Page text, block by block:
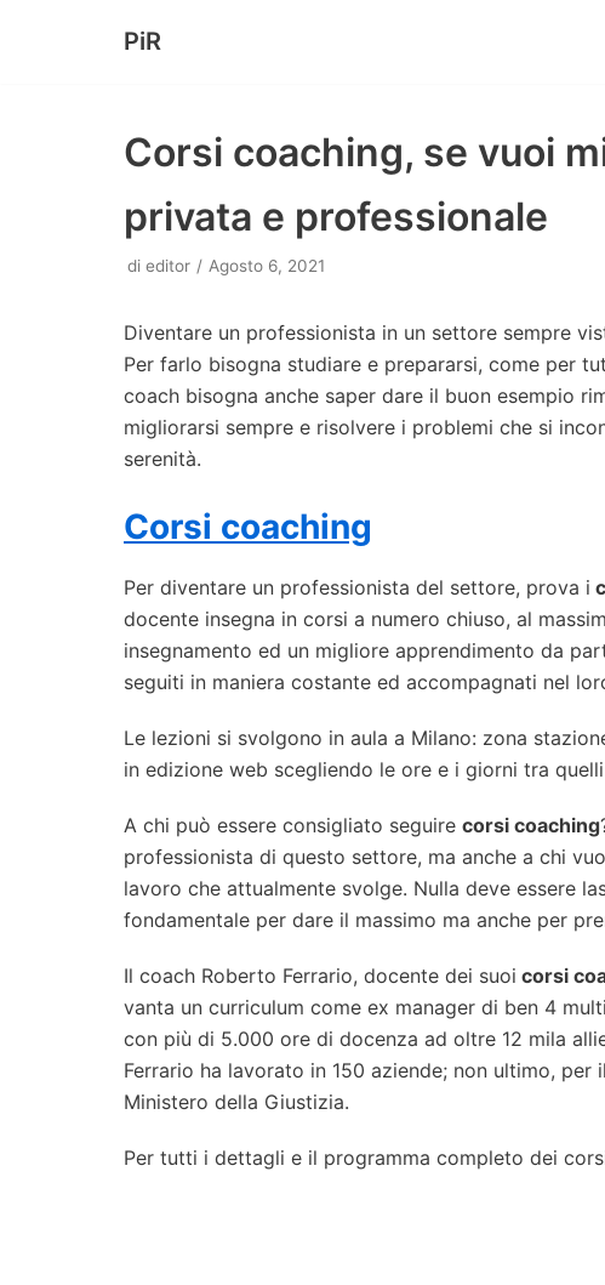
PiR
Corsi coaching, se vuoi
privata e professionale
di editor Agosto 6, 2021
Diventare un professionista in un settore sempre
Per farlo bisogna studiare e prepararsi, come per
coach bisogna anche saper dare il buon esempio
migliorarsi sempre e risolvere i problemi che si
serenità.
Corsi coaching
Per diventare un professionista del settore, prova i
docente insegna in corsi a numero chiuso, al
insegnamento ed un migliore apprendimento da
seguiti in maniera costante ed accompagnati nel
Le lezioni si svolgono in aula a Milano: zona
in edizione web scegliendo le ore e i giorni tra
A chi può essere consigliato seguire corsi coaching
professionista di questo settore, ma anche a chi
lavoro che attualmente svolge. Nulla deve essere
fondamentale per dare il massimo ma anche per
Il coach Roberto Ferrario, docente dei suoi corsi
vanta un curriculum come ex manager di ben 4
con più di 5.000 ore di docenza ad oltre 12 mila
Ferrario ha lavorato in 150 aziende; non ultimo,
Ministero della Giustizia.
Per tutti i dettagli e il programma completo dei